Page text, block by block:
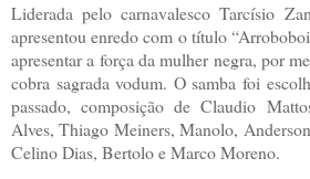
Liderada pelo carnavalesco Tarcísio
apresentou enredo com o título
apresentar a força da mulher negra, por
cobra sagrada vodum. O samba foi
passado, composição de Claudio
Alves, Thiago Meiners, Manolo,
Celino Dias, Bertolo e Marco Moreno.